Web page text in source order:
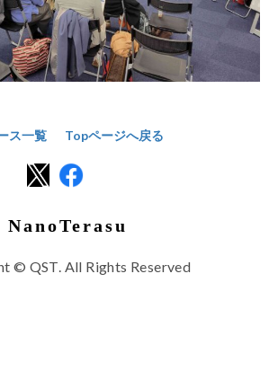
ス一覧 Topページへ戻る
NanoTerasu
© QST. All Rights Reserved